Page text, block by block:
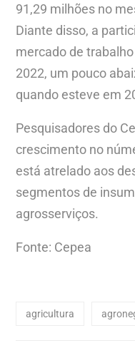
91,29 milhões no
Diante disso, a
mercado de
2022, um pouco
quando esteve em
Pesquisadores do
crescimento no
está atrelado aos
segmentos de
agrosserviços.
Fonte: Cepea
agricultura